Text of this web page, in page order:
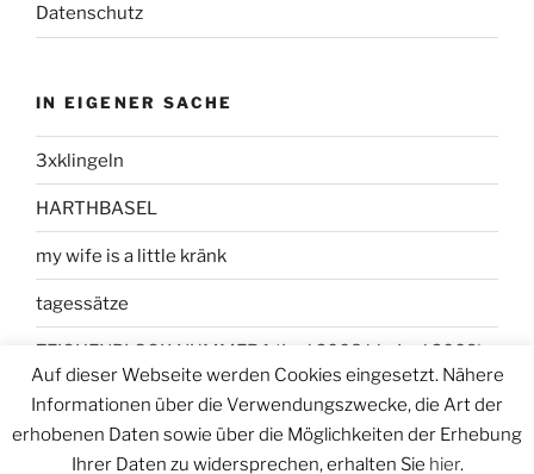
Datenschutz
IN EIGENER SACHE
3xklingeln
HARTHBASEL
my wife is a little kränk
tagessätze
ZEICHENBLOCK NUMMER 1 (Juni 2008 bis Juni 2009)
Auf dieser Webseite werden Cookies eingesetzt. Nähere
Informationen über die Verwendungszwecke, die Art der
erhobenen Daten sowie über die Möglichkeiten der Erhebung
Ihrer Daten zu widersprechen, erhalten Sie hier.